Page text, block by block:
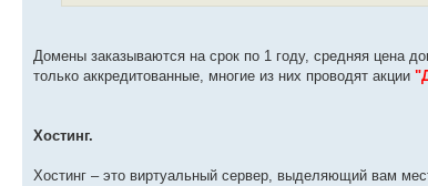
Домены заказываются на срок по 1 году, средняя цена
только аккредитованные, многие из них проводят акции
Хостинг.
Хостинг – это виртуальный сервер, выделяющий вам